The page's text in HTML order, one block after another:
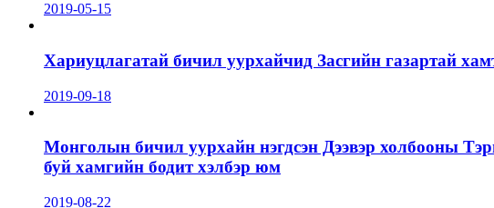
2019-05-15
Хариуцлагатай бичил уурхайчид Засгийн газартай
2019-09-18
Монголын бичил уурхайн нэгдсэн Дээвэр холбооны
буй хамгийн бодит хэлбэр юм
2019-08-22